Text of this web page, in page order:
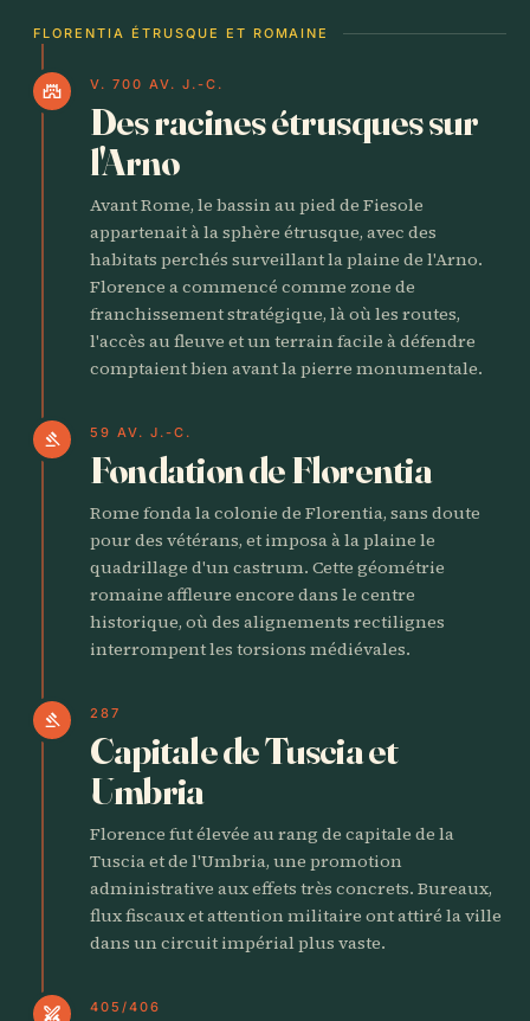
FLORENTIA ÉTRUSQUE ET ROMAINE
castle V. 700 AV. J.-C.
Des racines étrusques sur
l'Arno
Avant Rome, le bassin au pied de Fiesole
appartenait à la sphère étrusque, avec des
habitats perchés surveillant la plaine de l'Arno.
Florence a commencé comme zone de
franchissement stratégique, là où les routes,
l'accès au fleuve et un terrain facile à défendre
comptaient bien avant la pierre monumentale.
gavel 59 AV. J.-C.
Fondation de Florentia
Rome fonda la colonie de Florentia, sans doute
pour des vétérans, et imposa à la plaine le
quadrillage d'un castrum. Cette géométrie
romaine affleure encore dans le centre
historique, où des alignements rectilignes
interrompent les torsions médiévales.
gavel 287
Capitale de Tuscia et
Umbria
Florence fut élevée au rang de capitale de la
Tuscia et de l'Umbria, une promotion
administrative aux effets très concrets. Bureaux,
flux fiscaux et attention militaire ont attiré la ville
dans un circuit impérial plus vaste.
swords 405/406